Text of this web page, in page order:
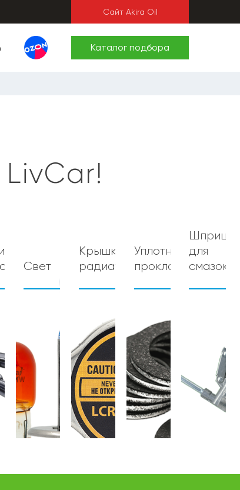
Сайт Akira Oil
Каталог подбора
Свет
Крышки
радиатора
Уплотнительные
прокладки
Шприцы
для
смазок